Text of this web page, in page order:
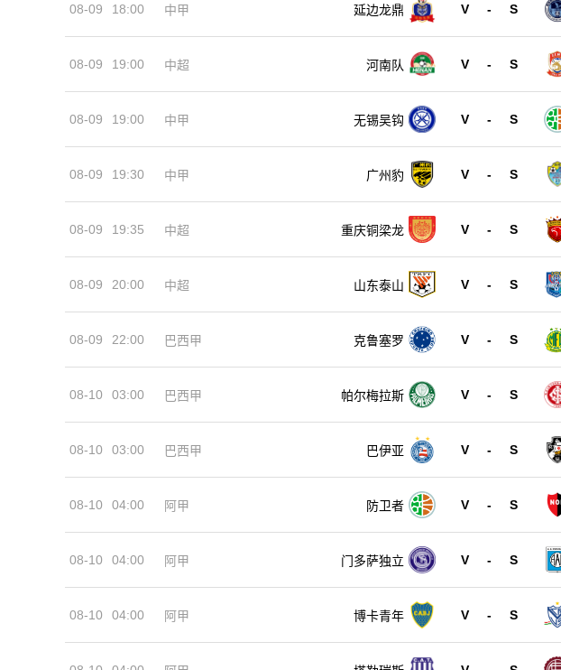
08-09 18:00 中甲 延边龙鼎 V - S
08-09 19:00 中超 河南队 V - S
08-09 19:00 中甲 无锡吴钩 V - S
08-09 19:30 中甲 广州豹 V - S
08-09 19:35 中超 重庆铜梁龙 V - S
08-09 20:00 中超 山东泰山 V - S
08-09 22:00 巴西甲 克鲁塞罗 V - S
08-10 03:00 巴西甲 帕尔梅拉斯 V - S
08-10 03:00 巴西甲 巴伊亚 V - S
08-10 04:00 阿甲 防卫者 V - S
08-10 04:00 阿甲 门多萨独立 V - S
08-10 04:00 阿甲 博卡青年 V - S